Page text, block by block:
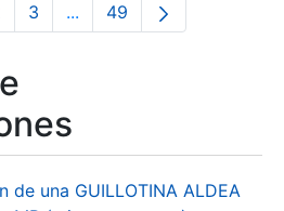
Página
3 ...Páginas intermedias Use
Página
49
de una GUILLOTINA ALDEA